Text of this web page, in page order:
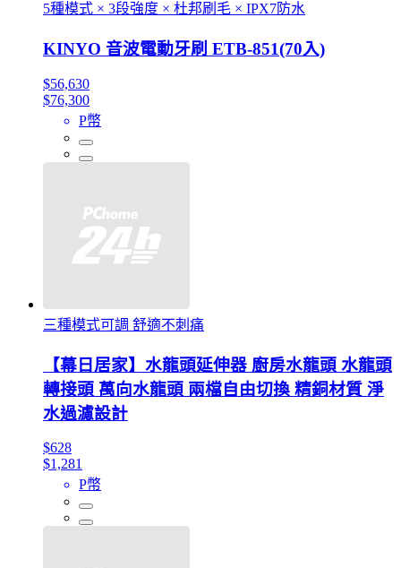
5種模式 × 3段強度 × 杜邦刷毛 × IPX7防水
KINYO 音波電動牙刷 ETB-851(70入)
$56,630
$76,300
P幣
三種模式可調 舒適不刺痛
【幕日居家】水龍頭延伸器 廚房水龍頭 水龍頭
轉接頭 萬向水龍頭 兩檔自由切換 精銅材質 淨
水過濾設計
$628
$1,281
P幣